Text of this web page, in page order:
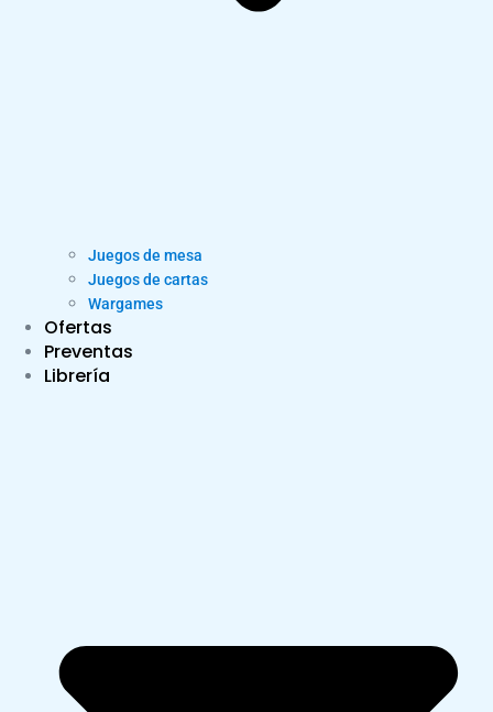
Juegos de mesa
Juegos de cartas
Wargames
Ofertas
Preventas
Librería